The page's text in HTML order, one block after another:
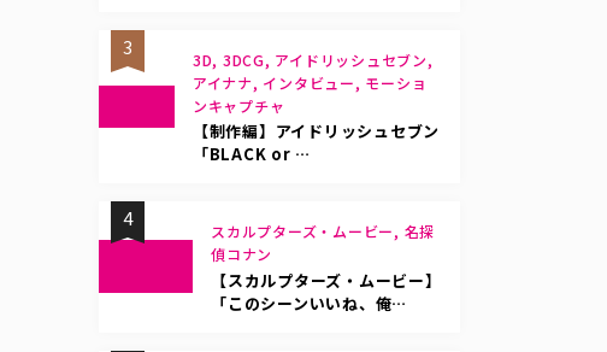
3
3D, 3DCG, アイドリッシュセブン,
アイナナ, インタビュー, モーショ
ンキャプチャ
【制作編】アイドリッシュセブン
「BLACK or …
4
スカルプターズ・ムービー, 名探
偵コナン
【スカルプターズ・ムービー】
「このシーンいいね、俺…